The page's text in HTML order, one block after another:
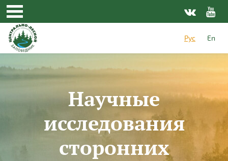
Перейти к основному содержанию
Рус
En
Научные
исследования
сторонних